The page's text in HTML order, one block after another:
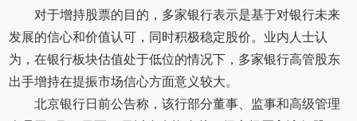
对于增持股票的目的，多家银行表示是基于对银行未来
发展的信心和价值认可，同时积极稳定股价。业内人士认
为，在银行板块估值处于低位的情况下，多家银行高管股东
出手增持在提振市场信心方面意义较大。
北京银行日前公告称，该行部分董事、监事和高级管理